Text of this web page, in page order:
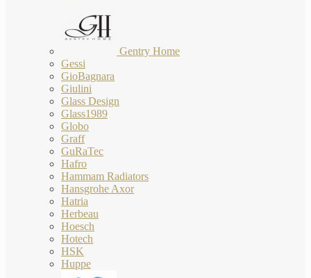
Gentry Home
Gessi
GioBagnara
Giulini
Glass Design
Glass1989
Globo
Graff
GuRaTec
Hafro
Hammam Radiators
Hansgrohe Axor
Hatria
Herbeau
Hoesch
Hotech
HSK
Huppe